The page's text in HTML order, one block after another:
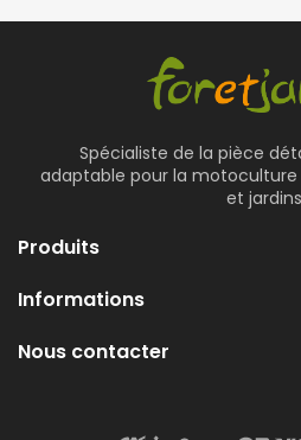
Spécialiste de la pièce
adaptable pour la
et
Produits
Informations
Nous contacter